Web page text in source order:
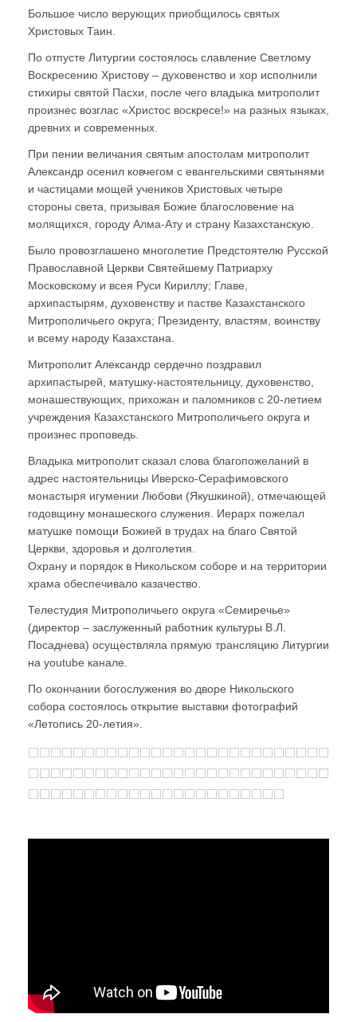
Большое число верующих приобщилось святых
Христовых Таин.
По отпусте Литургии состоялось славление Светлому
Воскресению Христову – духовенство и хор исполнили
стихиры святой Пасхи, после чего владыка митрополит
произнес возглас «Христос воскресе!» на разных языках,
древних и современных.
При пении величания святым апостолам митрополит
Александр осенил ковчегом с евангельскими святынями
и частицами мощей учеников Христовых четыре
стороны света, призывая Божие благословение на
молящихся, городу Алма-Ату и страну Казахстанскую.
Было провозглашено многолетие Предстоятелю Русской
Православной Церкви Святейшему Патриарху
Московскому и всея Руси Кириллу; Главе,
архипастырям, духовенству и пастве Казахстанского
Митрополичьего округа; Президенту, властям, воинству
и всему народу Казахстана.
Митрополит Александр сердечно поздравил
архипастырей, матушку-настоятельницу, духовенство,
монашествующих, прихожан и паломников с 20-летием
учреждения Казахстанского Митрополичьего округа и
произнес проповедь.
Владыка митрополит сказал слова благопожеланий в
адрес настоятельницы Иверско-Серафимовского
монастыря игумении Любови (Якушкиной), отмечающей
годовщину монашеского служения. Иерарх пожелал
матушке помощи Божией в трудах на благо Святой
Церкви, здоровья и долголетия.
Охрану и порядок в Никольском соборе и на территории
храма обеспечивало казачество.
Телестудия Митрополичьего округа «Семиречье»
(директор – заслуженный работник культуры В.Л.
Посаднева) осуществляла прямую трансляцию Литургии
на youtube канале.
По окончании богослужения во дворе Никольского
собора состоялось открытие выставки фотографий
«Летопись 20-летия».